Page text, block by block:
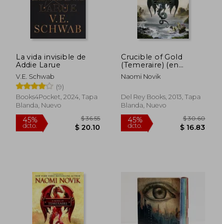
45% 45%
dcto.
La vida invisible de
Addie Larue
V.E. Schwab
(9)
Books4Pocket, 2024, Tapa
Blanda, Nuevo
Crucible of Gold
(Temeraire) (en
Inglés)
Naomi Novik
Del Rey Books, 2013, Tapa
Blanda, Nuevo